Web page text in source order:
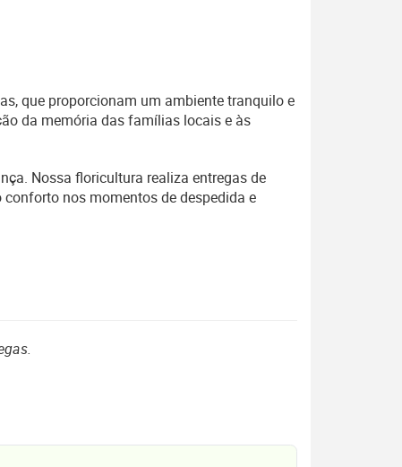
que proporcionam um ambiente tranquilo e
da memória das famílias locais e às
Nossa floricultura realiza entregas de
nos momentos de despedida e